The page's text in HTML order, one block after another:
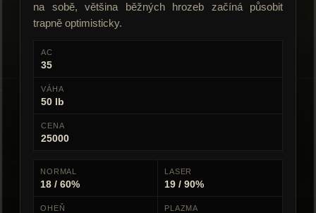
na sobě, většina běžných hrozeb začíná působit
trapně optimisticky.
AC
35
VÁHA
50 lb
CENA
25000
NORMAL
18 / 60%
LASER
19 / 90%
OHEŇ PLAZMA